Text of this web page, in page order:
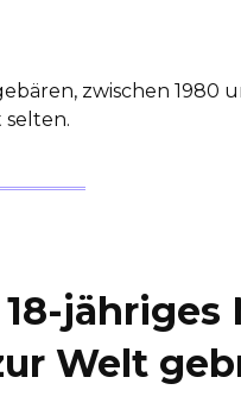
zwischen 1980
selten.
jähriges
Welt